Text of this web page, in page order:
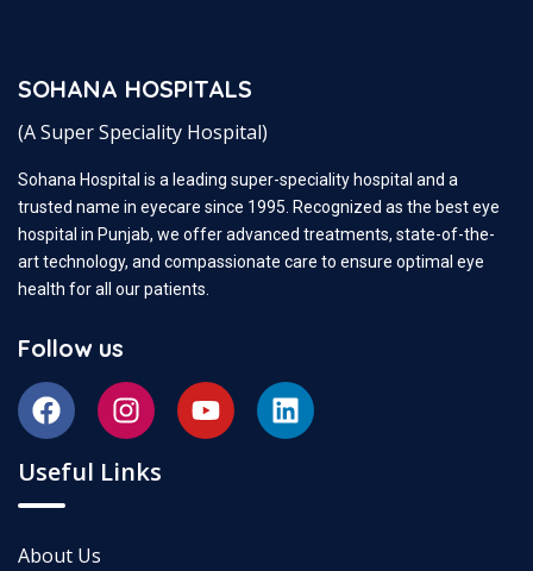
SOHANA HOSPITALS
(A Super Speciality Hospital)
Sohana Hospital is a leading super-speciality hospital and a
trusted name in eyecare since 1995. Recognized as the best eye
hospital in Punjab, we offer advanced treatments, state-of-the-
art technology, and compassionate care to ensure optimal eye
health for all our patients.
Follow us
Useful Links
About Us